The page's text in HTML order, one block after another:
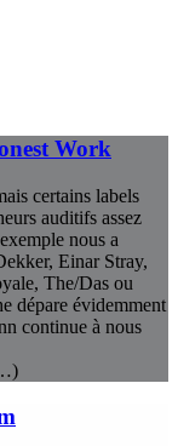
Work
certains labels
auditifs assez
nous a
Einar Stray,
The/Das ou
dépare évidemment
continue à nous